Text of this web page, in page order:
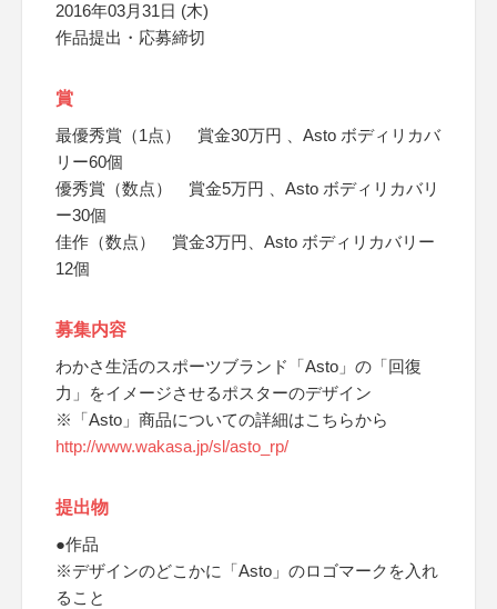
2016年03月31日 (木)
作品提出・応募締切
賞
最優秀賞（1点） 賞金30万円 、Asto ボディリカバ
リー60個
優秀賞（数点） 賞金5万円 、Asto ボディリカバリ
ー30個
佳作（数点） 賞金3万円、Asto ボディリカバリー
12個
募集内容
わかさ生活のスポーツブランド「Asto」の「回復
力」をイメージさせるポスターのデザイン
※「Asto」商品についての詳細はこちらから
http://www.wakasa.jp/sl/asto_rp/
提出物
●作品
※デザインのどこかに「Asto」のロゴマークを入れ
ること